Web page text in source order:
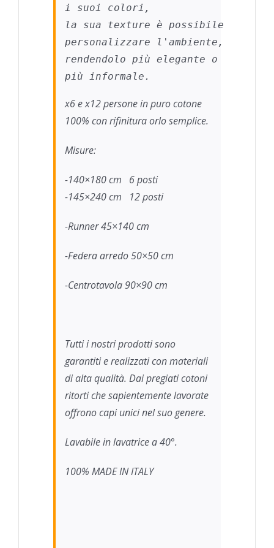
i suoi colori,
la sua texture è possibile
personalizzare l'ambiente,
rendendolo più elegante o
più informale.
x6 e x12 persone in puro cotone
100% con rifinitura orlo semplice.
Misure:
-140×180 cm 6 posti
-145×240 cm 12 posti
-Runner 45×140 cm
-Federa arredo 50×50 cm
-Centrotavola 90×90 cm
Tutti i nostri prodotti sono
garantiti e realizzati con materiali
di alta qualità. Dai pregiati cotoni
ritorti che sapientemente lavorate
offrono capi unici nel suo genere.
Lavabile in lavatrice a 40°.
100% MADE IN ITALY